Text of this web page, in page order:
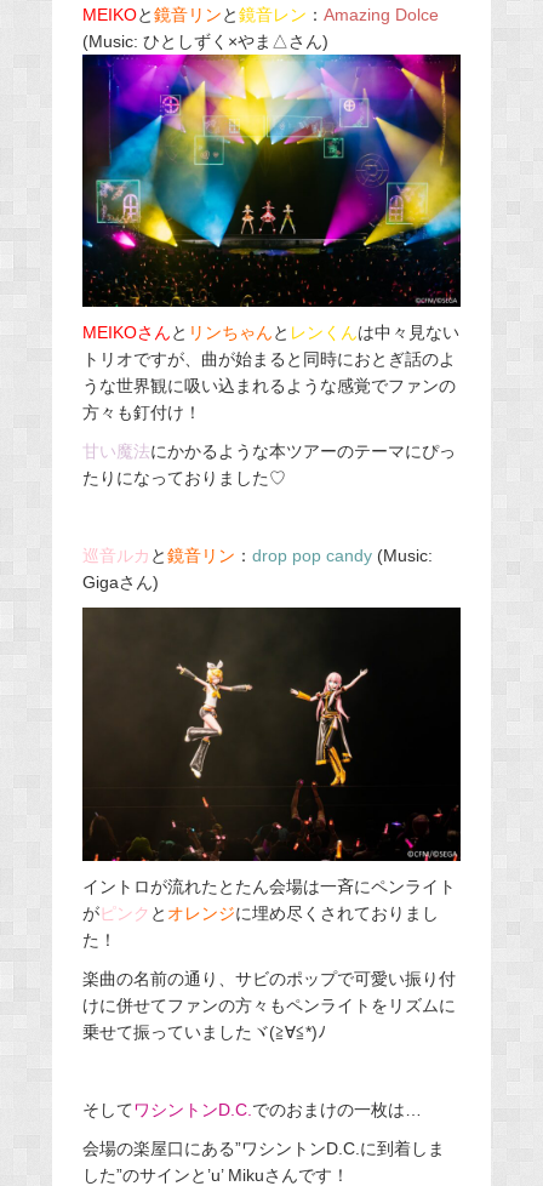
MEIKOと鏡音リンと鏡音レン ： Amazing Dolce
(Music: ひとしずく×やま△さん)
MEIKOさんと リンちゃんと レンくんは中々見ない
トリオですが、曲が始まると同時におとぎ話のよ
うな世界観に吸い込まれるような感覚でファンの
方々も釘付け！
甘い魔法にかかるような本ツアーのテーマにぴっ
たりになっておりました♡
巡音ルカ と鏡音リン ： drop pop candy(Music:
Gigaさん)
イントロが流れたとたん会場は一斉にペンライト
がピンク と オレンジに埋め尽くされておりまし
た！
楽曲の名前の通り、サビのポップで可愛い振り付
けに併せてファンの方々もペンライトをリズムに
乗せて振っていましたヾ(≧∀≦*)ﾉ
そしてワシントンD.C. でのおまけの一枚は…
会場の楽屋口にある”ワシントンD.C.に到着しま
した”のサインと’u’ Mikuさんです！